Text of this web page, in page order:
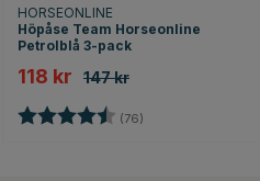
HORSEONLINE
Höpåse Team Horseonline
Petrolblå 3-pack
118 kr 147 kr
Betyg: (76)